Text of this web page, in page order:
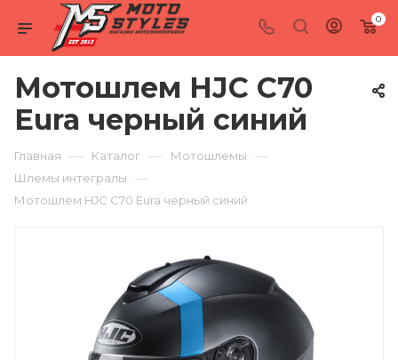
0
Мотошлем HJC C70
Eura черный синий
Главная — Каталог — Мотошлемы —
Шлемы интегралы —
Мотошлем HJC C70 Eura черный синий